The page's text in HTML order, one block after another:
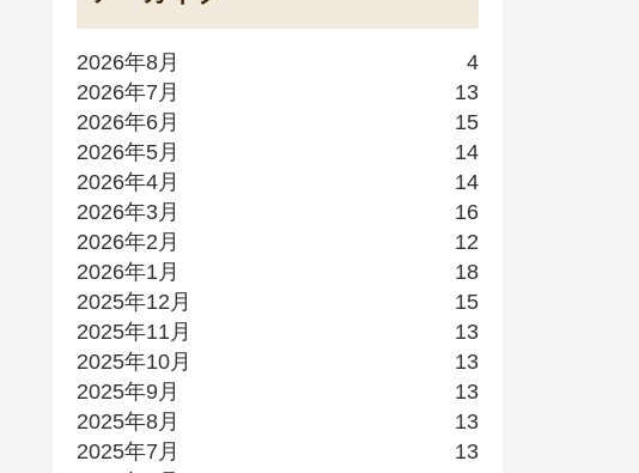
2026年8月
4
2026年7月
13
2026年6月
15
2026年5月
14
2026年4月
14
2026年3月
16
2026年2月
12
2026年1月
18
2025年12月
15
2025年11月
13
2025年10月
13
2025年9月
13
2025年8月
13
2025年7月
13